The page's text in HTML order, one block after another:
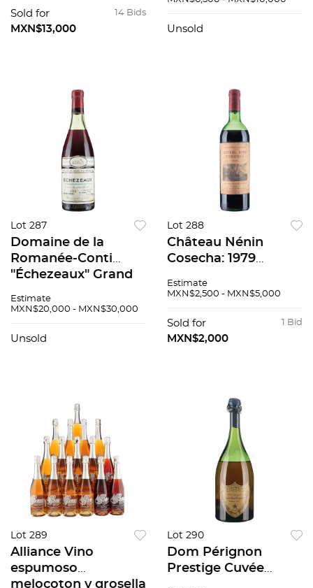
piezas total
14 Bids
Sold for
MXN$13,000
Unsold
Lot 287
Domaine de la
Romanée-Conti
"Échezeaux" Grand
Côte de Nuits,
cm 94 / 100
Estimate
MXN$20,000 - MXN$30,000
Unsold
Lot 288
Château Nénin
Cosecha: 1979
Nivel: en la punta del
Estimate
MXN$2,500 - MXN$5,000
1 Bid
Sold for
MXN$2,000
Lot 289
Alliance Vino
espumoso
melocoton y grosella
Lot 290
Dom Pérignon
Prestige Cuvée